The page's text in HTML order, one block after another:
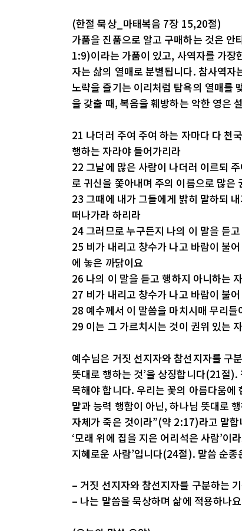
(한절 묵상_마태복음 7장 15,20절)
가품을 진품으로 알고 구매하는 것은
1:9)이라는 가품이 있고, 사역자를 가장
자는 삶의 열매로 분별됩니다. 참사역
노략을 즐기는 이리처럼 탐욕의 열매를
을 갖출 때, 복음을 훼방하는 악한 영은
21 나더러 주여 주여 하는 자마다 다 천
행하는 자라야 들어가리라
22 그날에 많은 사람이 나더러 이르되
로 귀신을 쫓아내며 주의 이름으로 많은
23 그때에 내가 그들에게 밝히 말하되
떠나가라 하리라
24 그러므로 누구든지 나의 이 말을 듣
25 비가 내리고 창수가 나고 바람이 불
에 놓은 까닭이요
26 나의 이 말을 듣고 행하지 아니하는
27 비가 내리고 창수가 나고 바람이 불
28 예수께서 이 말씀을 마치시매 무리
29 이는 그 가르치시는 것이 권위 있는
예수님은 거짓 선지자와 참선지자를 구
뜻대로 행하는 것’을 상징합니다(21절
목해야 합니다. 우리는 꽃의 아름다움
말과 능력 행함이 아닌, 하나님 뜻대로
자체가 죽은 것이라”(약 2:17)라고 말
‘모래 위에 집을 지은 어리석은 사람’
지혜로운 사람’입니다(24절). 말씀 순
– 거짓 선지자와 참선지자를 구분하는
– 나는 말씀을 묵상하며 삶에 적용하나